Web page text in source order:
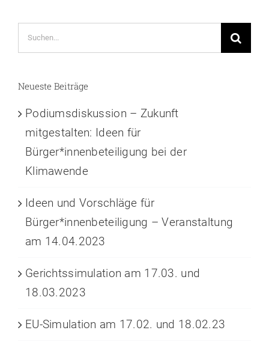
Suche
nach:
Neueste Beiträge
Podiumsdiskussion – Zukunft
mitgestalten: Ideen für
Bürger*innenbeteiligung bei der
Klimawende
Ideen und Vorschläge für
Bürger*innenbeteiligung – Veranstaltung
am 14.04.2023
Gerichtssimulation am 17.03. und
18.03.2023
EU-Simulation am 17.02. und 18.02.23